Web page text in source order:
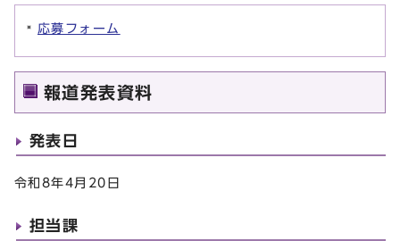
応募フォーム
報道発表資料
発表日
令和8年4月20日
担当課